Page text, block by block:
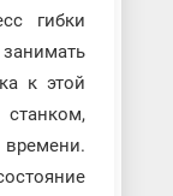
гибки
к этой